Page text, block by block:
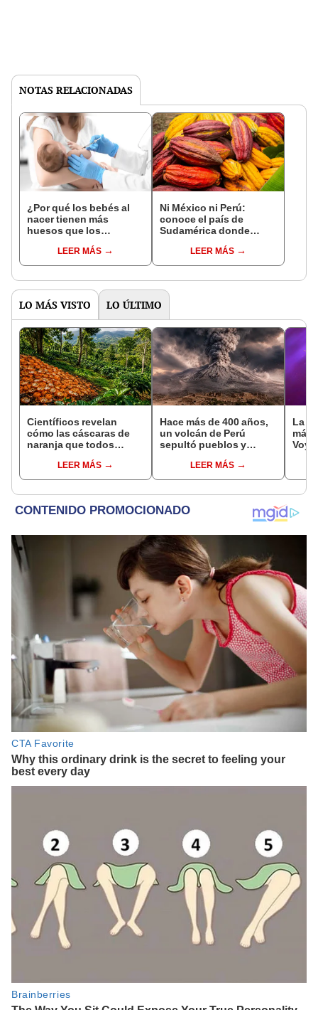
NOTAS RELACIONADAS
¿Por qué los bebés al
nacer tienen más
huesos que los
LEER MÁS
Ni México ni Perú:
conoce el país de
Sudamérica donde
estudioLEER MÁS
LO MÁS VISTO LO ÚLTIMO
Científicos revelan
cómo las cáscaras de
naranja que todos
transformaron un
ecosistema de Costa
LEER MÁS
Hace más de 400 años,
un volcán de Perú
sepultó pueblos y
veranos más fríos de la
historia: sigue bajo
LEER MÁS
La
más